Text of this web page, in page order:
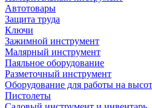
Автотовары
Защита труда
Ключи
Зажимной инструмент
Малярный инструмент
Паяльное оборудование
Разметочный инструмент
Оборудование для работы на
Пистолеты